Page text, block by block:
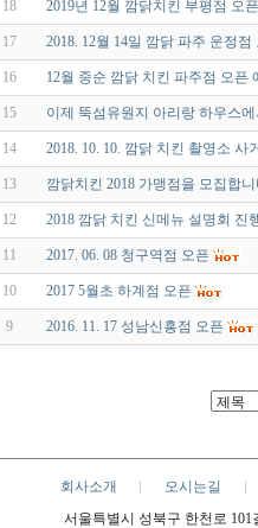
18 2019년 12월 깜닭치킨 부평점 오
17 2018. 12월 14일 깜닭 파주 운정점
16 12월 중순 깜닭 치킨 파주점 오픈
15 이제 뚝섬유원지 아리랑 하우스
14 2018. 10. 10. 깜닭 치킨 촬영소 사
13 깜닭치킨 2018 가맹점을 모집합니
12 2018 깜닭 치킨 신메뉴 설명회 진
11 2017. 06. 08 청구역점 오픈
10 2017 5월초 하계점 오픈
9 2016. 11. 17 성남신흥점 오픈
회사소개
오시는길
서울특별시 성북구 한천로 101